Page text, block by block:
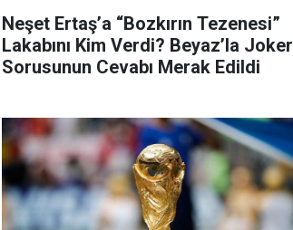
Neşet Ertaş’a “Bozkırın Tezenesi”
Lakabını Kim Verdi? Beyaz’la Joker
Sorusunun Cevabı Merak Edildi